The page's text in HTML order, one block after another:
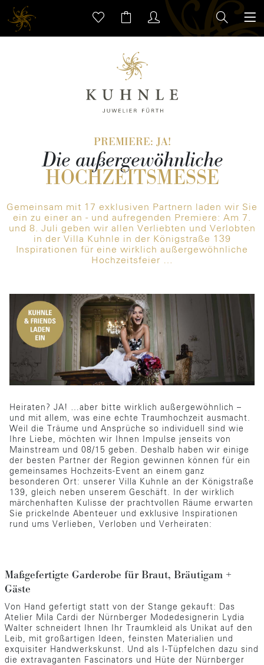
PREMIERE: JA!
Die außergewöhnliche
HOCHZEITSMESSE
Gemeinsam mit 17 exklusiven Partnern laden wir Sie
ein zu einer an - und aufregenden Premiere: Am 7.
und 8. Juli geben wir allen Verliebten und Verlobten
in der Villa Kuhnle in der Königstraße 139
Inspirationen für eine wirklich außergewöhnliche
Hochzeitsfeier …
Heiraten? JA! …aber bitte wirklich außergewöhnlich –
und mit allem, was eine echte Traumhochzeit ausmacht.
Weil die Träume und Ansprüche so individuell sind wie
Ihre Liebe, möchten wir Ihnen Impulse jenseits von
Mainstream und 08/15 geben. Deshalb haben wir einige
der besten Partner der Region gewinnen können für ein
gemeinsames Hochzeits-Event an einem ganz
besonderen Ort: unserer Villa Kuhnle an der Königstraße
139, gleich neben unserem Geschäft. In der wirklich
märchenhaften Kulisse der prachtvollen Räume erwarten
Sie prickelnde Abenteuer und exklusive Inspirationen
rund ums Verlieben, Verloben und Verheiraten:
Maßgefertigte Garderobe für Braut, Bräutigam +
Gäste
Von Hand gefertigt statt von der Stange gekauft: Das
Atelier Mila Cardi der Nürnberger Modedesignerin Lydia
Walter schneidert Ihnen Ihr Traumkleid als Unikat auf den
Leib, mit großartigen Ideen, feinsten Materialien und
exquisiter Handwerkskunst. Und als I-Tüpfelchen dazu sind
die extravaganten Fascinators und Hüte der Nürnberger